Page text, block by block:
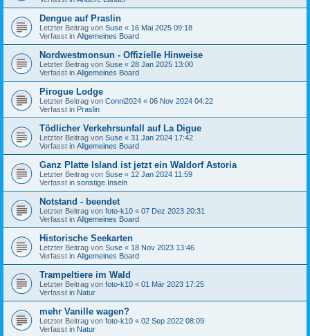
Dengue auf Praslin
Letzter Beitrag von Suse « 16 Mai 2025 09:18
Verfasst in Allgemeines Board
Nordwestmonsun - Offizielle Hinweise
Letzter Beitrag von Suse « 28 Jan 2025 13:00
Verfasst in Allgemeines Board
Pirogue Lodge
Letzter Beitrag von Conni2024 « 06 Nov 2024 04:22
Verfasst in Praslin
Tödlicher Verkehrsunfall auf La Digue
Letzter Beitrag von Suse « 31 Jan 2024 17:42
Verfasst in Allgemeines Board
Ganz Platte Island ist jetzt ein Waldorf Astoria
Letzter Beitrag von Suse « 12 Jan 2024 11:59
Verfasst in sonstige Inseln
Notstand - beendet
Letzter Beitrag von foto-k10 « 07 Dez 2023 20:31
Verfasst in Allgemeines Board
Historische Seekarten
Letzter Beitrag von Suse « 18 Nov 2023 13:46
Verfasst in Allgemeines Board
Trampeltiere im Wald
Letzter Beitrag von foto-k10 « 01 Mär 2023 17:25
Verfasst in Natur
mehr Vanille wagen?
Letzter Beitrag von foto-k10 « 02 Sep 2022 08:09
Verfasst in Natur